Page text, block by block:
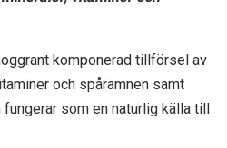
komponerad tillförsel av
och spårämnen samt
som en naturlig källa till